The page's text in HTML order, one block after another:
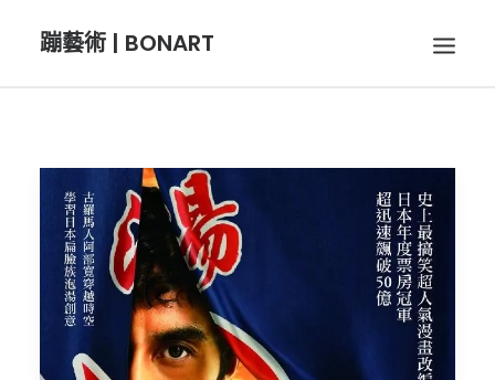
蹦藝術 | BONART
BON呼吸
BON攝影
BON插畫